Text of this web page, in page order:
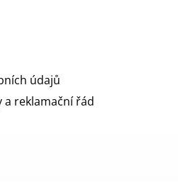
údajů
reklamační řád